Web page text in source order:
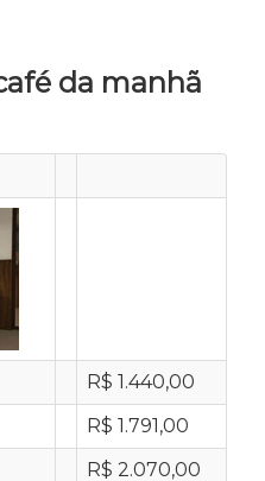
da manhã
R$ 1.440,00
R$ 1.791,00
R$ 2.070,00